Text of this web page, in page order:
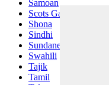
Samoan
Scots Gaelic
Shona
Sindhi
Sundanese
Swahili
Tajik
Tamil